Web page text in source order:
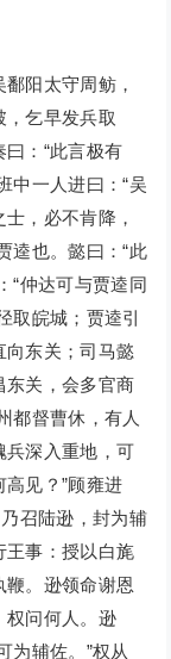
阳太守周鲂，
，乞早发兵取
：“此言极有
中一人进曰：“吴
，必不肯降，
逵也。懿曰：“此
“仲达可与贾逵同
取皖城；贾逵引
向东关；司马懿
东关，会多官商
都督曹休，有人
兵深入重地，可
见？”顾雍进
召陆逊，封为辅
王事：授以白旄
。逊领命谢恩
权问何人。逊
为辅佐。”权从